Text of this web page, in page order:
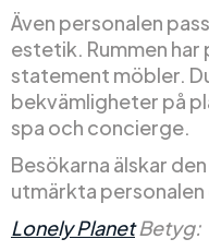
Även personalen
estetik. Rummen har
statement möbler.
bekvämligheter på
spa och concierge.
Besökarna älskar
utmärkta
Lonely PlanetBetyg: